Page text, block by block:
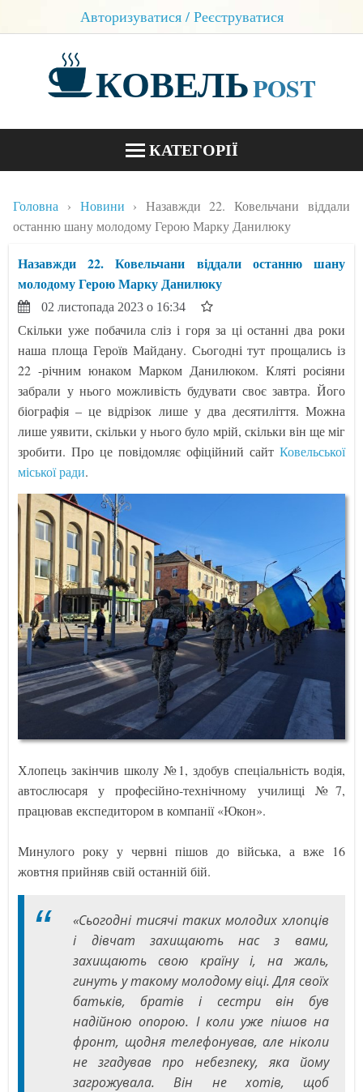
Авторизуватися / Реєструватися
КОВЕЛЬPOST
КАТЕГОРІЇ
БЛОГИ
КОНТАКТИ
Головна Новини
Назавжди 22. Ковельчани віддали
останню шану молодому Герою Марку Данилюку
Назавжди 22. Ковельчани віддали останню шану
молодому Герою Марку Данилюку
02 листопада 2023 о 16:34
Скільки уже побачила сліз і горя за ці останні два роки
наша площа Героїв Майдану. Сьогодні тут прощались із
22 -річним юнаком Марком Данилюком. Кляті росіяни
забрали у нього можливість будувати своє завтра. Його
біографія – це відрізок лише у два десятиліття. Можна
лише уявити, скільки у нього було мрій, скільки він ще міг
зробити. Про це повідомляє офіційний сайт Ковельської
міської ради.
Хлопець закінчив школу №1, здобув спеціальність водія,
автослюсаря у професійно-технічному училищі №7,
працював експедитором в компанії «Юкон».
Минулого року у червні пішов до війська, а вже 16
жовтня прийняв свій останній бій.
«Сьогодні тисячі таких молодих хлопців
і дівчат захищають нас з вами,
захищають свою країну і, на жаль,
гинуть у такому молодому віці. Для своїх
батьків, братів і сестри він був
надійною опорою. І коли уже пішов на
фронт, щодня телефонував, але ніколи
не згадував про небезпеку, яка йому
загрожувала. Він не хотів, щоб